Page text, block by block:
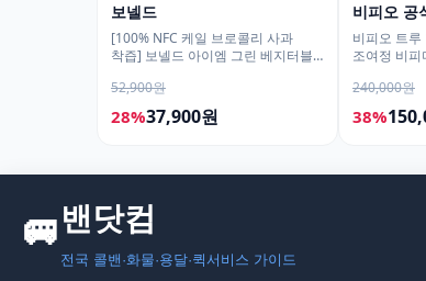
보넬드
[100% NFC 케일 브로콜리 사과
착즙] 보넬드 아이엠 그린 베지터블,
52,900원
28%37,900원
비피오 공
비피오 트
조여정 비
240,000원
38%
🚐밴닷컴
전국 콜밴·화물·용달·퀵서비스 가이드